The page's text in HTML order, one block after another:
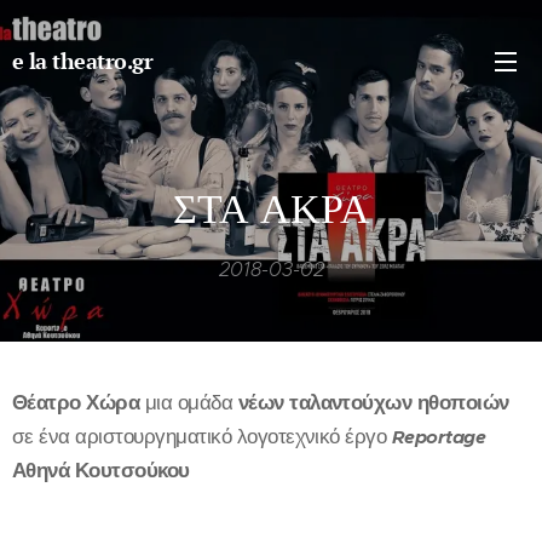
e la theatro.gr
ΣΤΑ ΑΚΡΑ
2018-03-02
Θέατρο Χώραμια ομάδα νέων ταλαντούχων ηθοποιών
σε ένα αριστουργηματικό λογοτεχνικό έργο Reportage
Αθηνά Κουτσούκου